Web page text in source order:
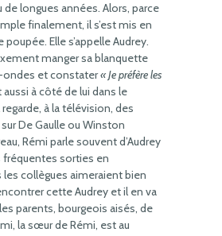
de longues années. Alors, parce
finalement, il s’est mis en
Elle s’appelle Audrey.
manger sa blanquette
et constater« Je préfère les
aussi à côté de lui dans le
à la télévision, des
De Gaulle ou Winston
Rémi parle souvent d’Audrey
fréquentes sorties en
les collègues aimeraient bien
cette Audrey et il en va
parents, bourgeois aisés, de
la sœur de Rémi, est au